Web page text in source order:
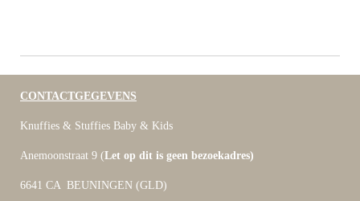
CONTACTGEGEVENS
Knuffies & Stuffies Baby & Kids
Anemoonstraat 9 (Let op dit is geen bezoekadres)
6641 CA BEUNINGEN (GLD)